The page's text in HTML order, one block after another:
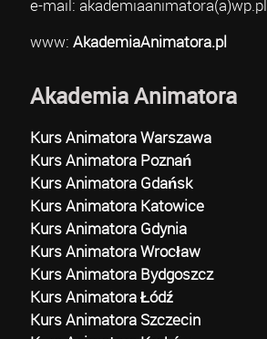
e-mail: akademiaanimatora(a)wp.pl
www: AkademiaAnimatora.pl
Akademia Animatora
Kurs Animatora Warszawa
Kurs Animatora Poznań
Kurs Animatora Gdańsk
Kurs Animatora Katowice
Kurs Animatora Gdynia
Kurs Animatora Wrocław
Kurs Animatora Bydgoszcz
Kurs Animatora Łódź
Kurs Animatora Szczecin